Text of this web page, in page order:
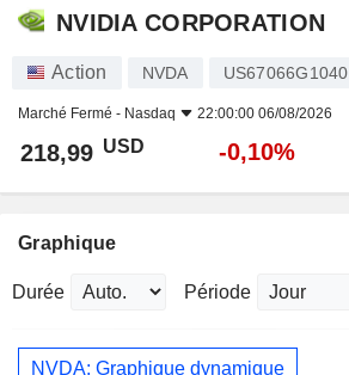
NVIDIA CORPORATION
Action NVDA US67066G1040
Marché Fermé - Nasdaq 22:00:00 06/08/2026
218,99 USD -0,10%
Graphique
Durée Période
NVDA: Graphique dynamique